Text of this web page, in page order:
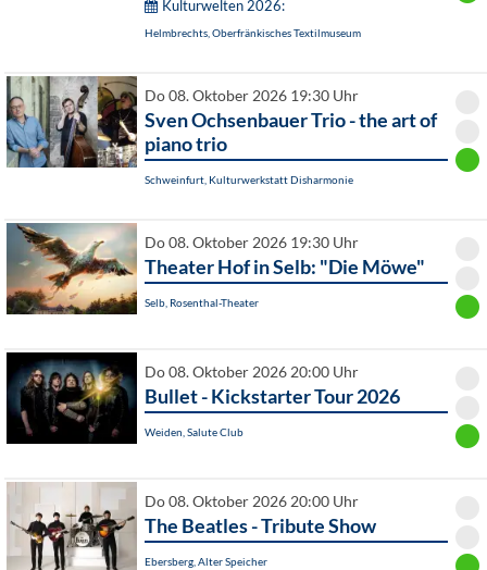
Kulturwelten 2026:
Helmbrechts, Oberfränkisches Textilmuseum
Do 08. Oktober 2026 19:30 Uhr
Sven Ochsenbauer Trio - the art of
piano trio
Schweinfurt, Kulturwerkstatt Disharmonie
Do 08. Oktober 2026 19:30 Uhr
Theater Hof in Selb: "Die Möwe"
Selb, Rosenthal-Theater
Do 08. Oktober 2026 20:00 Uhr
Bullet - Kickstarter Tour 2026
Weiden, Salute Club
Do 08. Oktober 2026 20:00 Uhr
The Beatles - Tribute Show
Ebersberg, Alter Speicher